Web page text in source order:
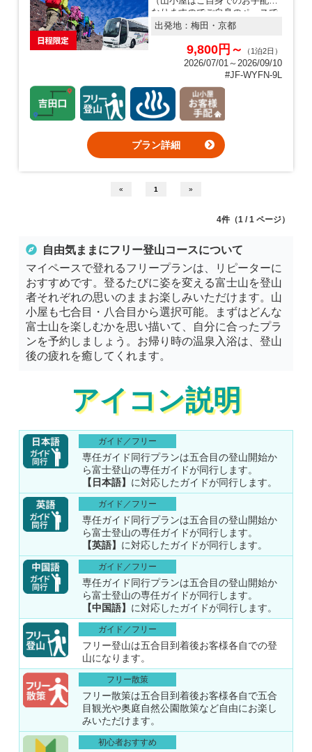
なりますのでご自身のペースで
の登山ができます） 日程があえ
入浴プラン
出発地： 梅田・京都
9,800円～ （1泊2日）
2026/07/01～2026/09/10
#JF-WYFN-9L
プラン詳細
« 1 »
4件（1 / 1 ページ）
自由気ままにフリー登山コースについて
マイペースで登れるフリープランは、リピーターに
おすすめです。登るたびに姿を変える富士山を登山
者それぞれの思いのままお楽しみいただけます。山
小屋も七合目・八合目から選択可能。まずはどんな
富士山を楽しむかを思い描いて、自分に合ったプラ
ンを予約しましょう。お帰り時の温泉入浴は、登山
後の疲れを癒してくれます。
アイコン説明
ガイド／フリー
専任ガイド同行プランは五合目の登山開始か
ら富士登山の専任ガイドが同行します。
【日本語】 に対応したガイドが同行します。
ガイド／フリー
専任ガイド同行プランは五合目の登山開始か
ら富士登山の専任ガイドが同行します。
【英語】 に対応したガイドが同行します。
ガイド／フリー
専任ガイド同行プランは五合目の登山開始か
ら富士登山の専任ガイドが同行します。
【中国語】 に対応したガイドが同行します。
ガイド／フリー
フリー登山は五合目到着後お客様各自での登
山になります。
フリー散策
フリー散策は五合目到着後お客様各自で五合
目観光や奥庭自然公園散策など自由にお楽し
みいただけます。
初心者おすすめ